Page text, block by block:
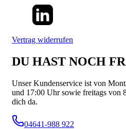
Vertrag widerrufen
DU HAST NOCH
Unser Kundenservice ist von
und 17:00 Uhr sowie freitags von
dich da.
04641-988 922